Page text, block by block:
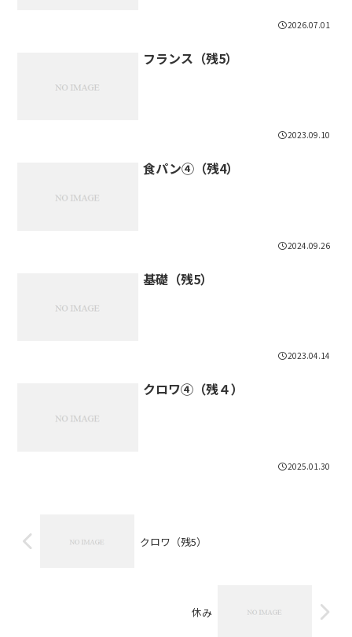
2026.07.01
フランス（残5）
2023.09.10
食パン④（残4）
2024.09.26
基礎（残5）
2023.04.14
クロワ④（残４）
2025.01.30
クロワ（残5）
休み